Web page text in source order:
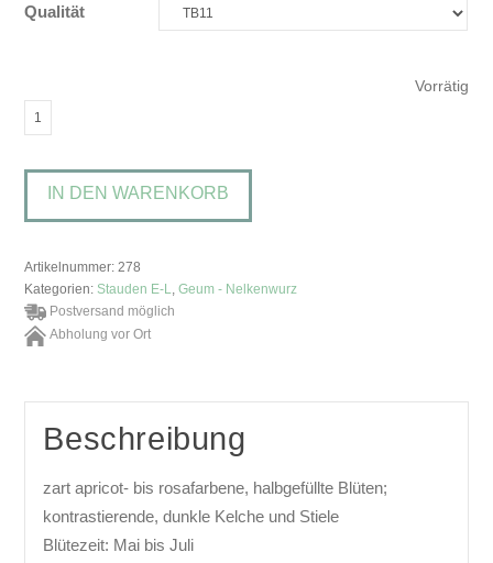
Qualität
Vorrätig
Geum
Tai'Nelkenwurz
MengeIN DEN WARENKORB
Artikelnummer: 278
Kategorien: Stauden E-L ,Geum - Nelkenwurz
Postversand möglich
Abholung vor Ort
Beschreibung
zart apricot- bis rosafarbene, halbgefüllte Blüten;
kontrastierende, dunkle Kelche und Stiele
Blütezeit: Mai bis Juli